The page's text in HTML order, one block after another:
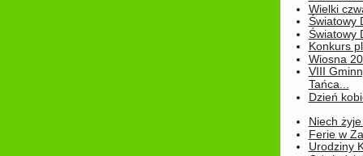
Wielki
Światowy
Światowy
Konkurs
Wiosna
VIII
Tańca...
Dzień
Niech
Ferie w
Urodziny